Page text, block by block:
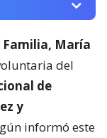
Familia, María
del
de
y
informó este